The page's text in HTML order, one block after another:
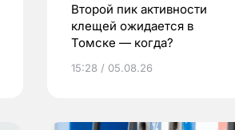
Второй пик активности
клещей ожидается в
Томске — когда?
15:28 / 05.08.26